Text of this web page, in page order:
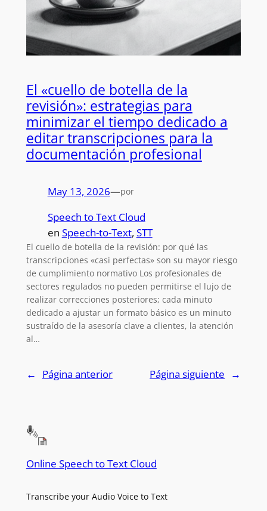
El «cuello de botella de la
revisión»: estrategias para
minimizar el tiempo dedicado a
editar transcripciones para la
documentación profesional
May 13, 2026—por
Speech to Text Cloud
en Speech-to-Text, STT
El cuello de botella de la revisión: por qué las
transcripciones «casi perfectas» son su mayor riesgo
de cumplimiento normativo Los profesionales de
sectores regulados no pueden permitirse el lujo de
realizar correcciones posteriores; cada minuto
dedicado a ajustar un formato básico es un minuto
sustraído de la asesoría clave a clientes, la atención
al…
← Página anterior Página siguiente →
Online Speech to Text Cloud
Transcribe your Audio Voice to Text